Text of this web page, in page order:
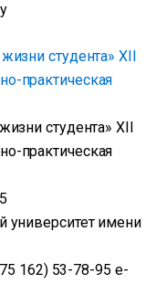
студента» XII
практическая
студента» XII
практическая
университет имени
162) 53-78-95 e-